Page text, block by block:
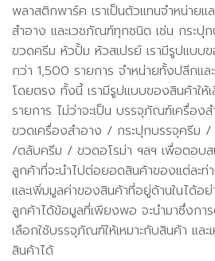
พลาสติกพาร์ค เราเป็นตัวแทนจำหน่ายแ
สำอาง และเวชภัณฑ์ทุกชนิด เช่น กระปุ
ขวดครีม หัวปั้ม หัวสเปรย์ เรามีรูปแบ
กว่า 1,500 รายการ จำหน่ายทั้งปลีกแล
โดยตรง ทั้งนี้ เรามีรูปแบบของสินค้าให้
รายการ ไม่ว่าจะเป็น บรรจุภัณฑ์เครื่อ
ขวดเครื่องสำอาง / กระปุกบรรจุครีม
/ตลับครีม / ขวดอโรม่า ฯลฯ เพื่อตอบ
ลูกค้าที่จะนำไปต่อยอดสินค้าของแต่ละท่
และเพิ่มมูลค่าของสินค้าที่อยู่ด้านในได้อ
ลูกค้าได้ข้อมูลที่เพียงพอ จะนำมาซึ่งกา
เลือกใช้บรรจุภัณฑ์ให้เหมาะกับสินค้า และ
สินค้าได้